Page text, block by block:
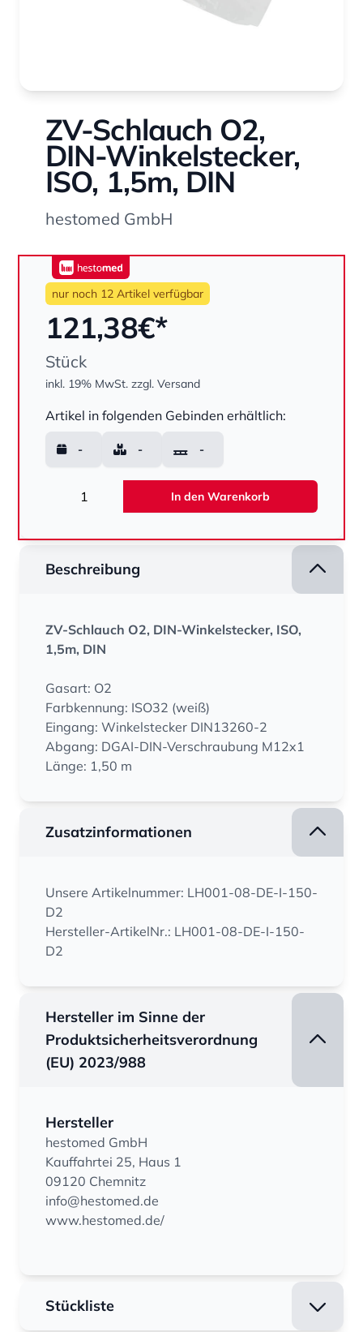
ZV-Schlauch O2,
DIN-Winkelstecker,
ISO, 1,5m, DIN
hestomed GmbH
nur noch 12 Artikel verfügbar
121,38€*
Stück
inkl. 19% MwSt. zzgl. Versand
Artikel in folgenden Gebinden erhältlich:
- - -
In den Warenkorb
Beschreibung
ZV-Schlauch O2, DIN-Winkelstecker, ISO,
1,5m, DIN
Gasart: O2
Farbkennung: ISO32 (weiß)
Eingang: Winkelstecker DIN13260-2
Abgang: DGAI-DIN-Verschraubung M12x1
Länge: 1,50 m
Zusatzinformationen
Unsere Artikelnummer: LH001-08-DE-I-150-
D2
Hersteller-ArtikelNr.: LH001-08-DE-I-150-
D2
Hersteller im Sinne der
Produktsicherheitsverordnung
(EU) 2023/988
Hersteller
hestomed GmbH
Kauffahrtei 25, Haus 1
09120 Chemnitz
info@hestomed.de
www.hestomed.de/
Stückliste